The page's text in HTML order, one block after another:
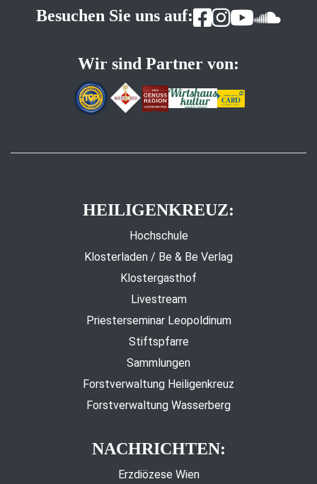
Besuchen Sie uns auf:
Wir sind Partner von:
HEILIGENKREUZ:
Hochschule
Klosterladen / Be & Be Verlag
Klostergasthof
Livestream
Priesterseminar Leopoldinum
Stiftspfarre
Sammlungen
Forstverwaltung Heiligenkreuz
Forstverwaltung Wasserberg
NACHRICHTEN:
Erzdiözese Wien